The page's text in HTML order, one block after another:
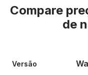
Compare
de
Versão